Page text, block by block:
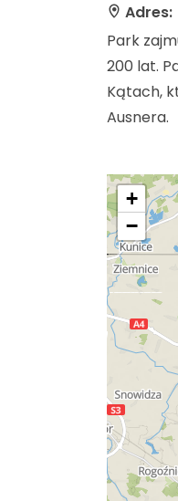
Adres:
Park
200 lat.
Kątach,
Ausnera.
+
−